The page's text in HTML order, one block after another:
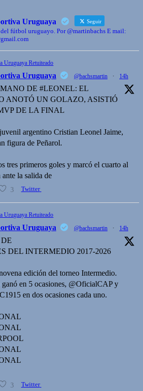
Uruguaya Seguir
fútbol uruguayo. Por @martinbachs E mail:
Uruguaya Retuiteado
Uruguaya @bachsmartin · 14h
DE #LEONEL: EL
ANOTÓ UN GOLAZO, ASISTIÓ
DE LA FINAL
argentino Cristian Leonel Jaime,
figura de Peñarol.
tres primeros goles y marcó el cuarto al
la salida de
3 Twitter
Uruguaya Retuiteado
Uruguaya @bachsmartin · 14h
DEL INTERMEDIO 2017-2026
edición del torneo Intermedio.
en 5 ocasiones, @OficialCAP y
en dos ocasiones cada uno.
3 Twitter